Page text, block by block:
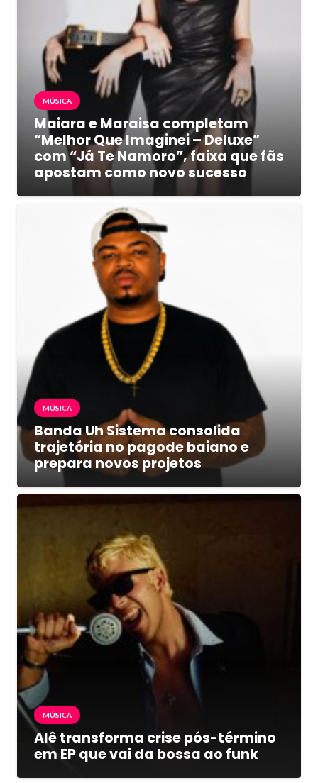
MÚSICA
Maiara e Maraisa completam
“Melhor Que Imaginei – Deluxe”
com “Já Te Namoro”, faixa que fãs
apostam como novo sucesso
MÚSICA
Banda Uh Sistema consolida
trajetória no pagode baiano e
prepara novos projetos
MÚSICA
Alê transforma crise pós-término
em EP que vai da bossa ao funk